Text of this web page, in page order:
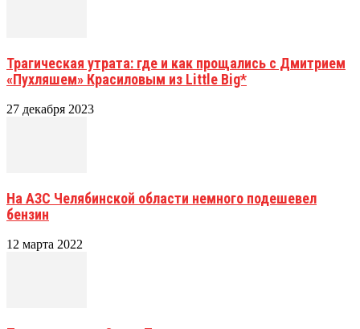
Трагическая утрата: где и как прощались с Дмитрием
«Пухляшем» Красиловым из Little Big*
27 декабря 2023
На АЗС Челябинской области немного подешевел
бензин
12 марта 2022